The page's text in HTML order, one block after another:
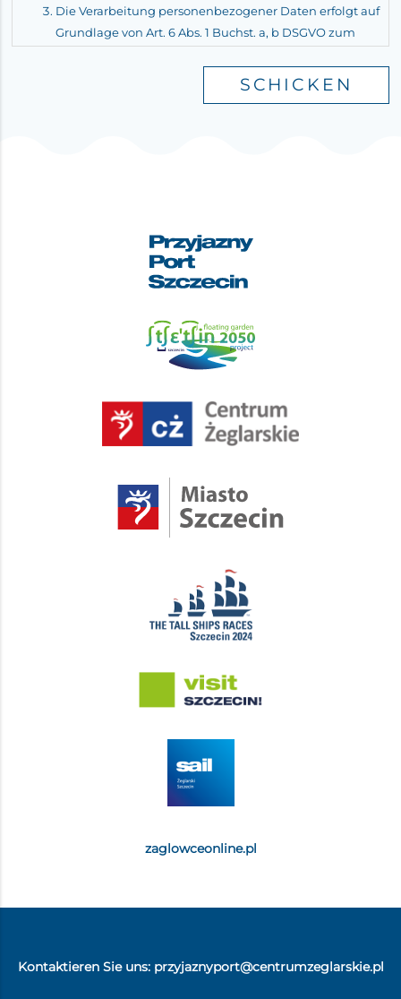
Die Verarbeitung personenbezogener Daten erfolgt auf
Grundlage von Art. 6 Abs. 1 Buchst. a, b DSGVO zum
Durchführung von Aufgaben im Zusammenhang mit
Unternehmen für Arbeitsschutz- und Erste-Hilfe-
Schulungen. Ihre Daten werden nicht an Empfänger
in Drittländern oder internationale Organisationen
Personen, die sich für ein Auswahlverfahren bewerben,
werden wie folgt gespeichert: für einen Zeitraum von 5
auch für Bewerbungen von Personen, die nicht für das
Auswahlverfahren qualifiziert waren. Sie haben das
vom Verantwortlichen zu verlangen, die Berichtigung,
Löschung oder Einschränkung der Verarbeitung zu
verlangen und der Verarbeitung zu widersprechen. Sie
Aufsichtsbehörde, d. h. dem Präsidenten des Amtes für
Datenschutz, einzureichen. Die Angabe Ihrer
personenbezogenen Daten ist freiwillig. Wenn Sie die
vom Verantwortlichen festgelegten Daten nicht
Verarbeitungszweck nicht erreicht werden kann. Ihre
Daten werden keiner automatisierten
zaglowceonline.pl
Kontaktieren Sie uns: przyjaznyport@centrumzeglarskie.pl